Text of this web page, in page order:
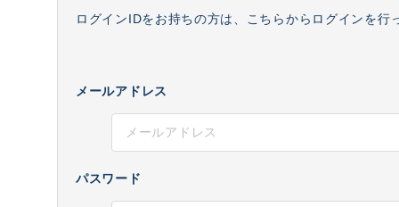
ログインIDをお持ちの方は、こちらからログインを行
メールアドレス
パスワード